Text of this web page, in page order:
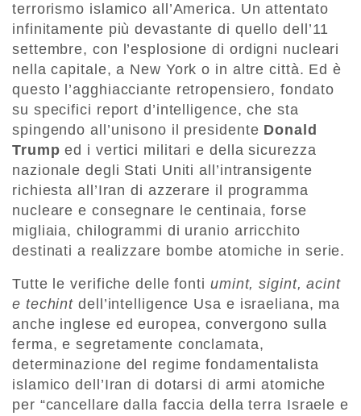
terrorismo islamico all’America. Un attentato
infinitamente più devastante di quello dell’11
settembre, con l’esplosione di ordigni nucleari
nella capitale, a New York o in altre città. Ed è
questo l’agghiacciante retropensiero, fondato
su specifici report d’intelligence, che sta
spingendo all’unisono il presidente Donald
Trump ed i vertici militari e della sicurezza
nazionale degli Stati Uniti all’intransigente
richiesta all’Iran di azzerare il programma
nucleare e consegnare le centinaia, forse
migliaia, chilogrammi di uranio arricchito
destinati a realizzare bombe atomiche in serie.
Tutte le verifiche delle fonti umint, sigint, acint
e techint dell’intelligence Usa e israeliana, ma
anche inglese ed europea, convergono sulla
ferma, e segretamente conclamata,
determinazione del regime fondamentalista
islamico dell’Iran di dotarsi di armi atomiche
per “cancellare dalla faccia della terra Israele e